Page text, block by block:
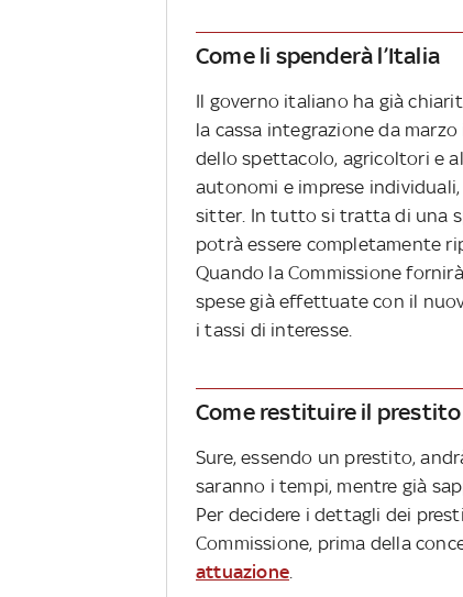
Come li spenderà l’Italia
Il governo italiano ha già
la cassa integrazione da marzo
dello spettacolo, agricoltori e
autonomi e imprese
sitter. In tutto si tratta di una
potrà essere completamente
Quando la Commissione
spese già effettuate con il
i tassi di interesse.
Come restituire il prestito
Sure, essendo un prestito,
saranno i tempi, mentre già
Per decidere i dettagli dei
Commissione, prima della
attuazione